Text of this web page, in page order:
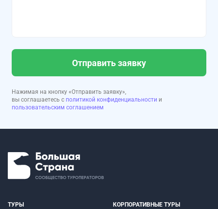
Отправить заявку
Нажимая на кнопку «Отправить заявку»,
вы соглашаетесь с политикой конфиденциальности и
пользовательским соглашением
ТУРЫ КОРПОРАТИВНЫЕ ТУРЫ